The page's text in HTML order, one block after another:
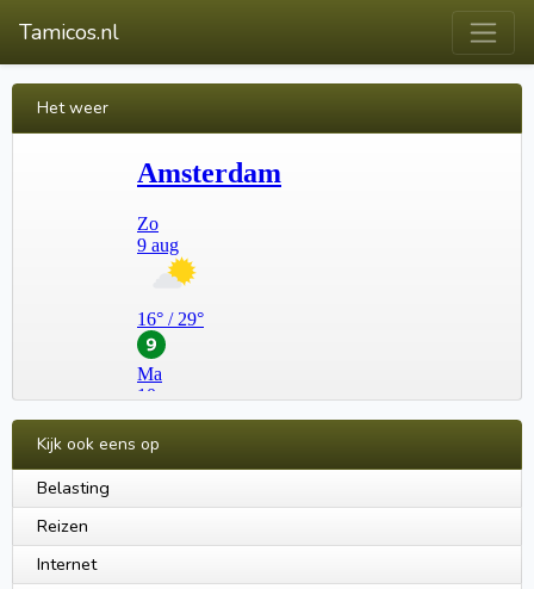
Tamicos.nl
Het weer
Kijk ook eens op
Belasting
Reizen
Internet